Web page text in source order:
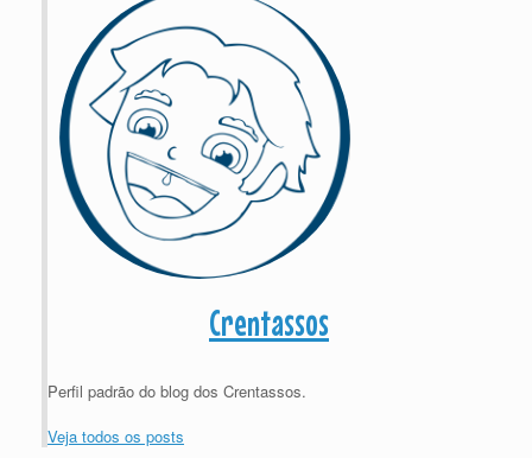
Crentassos
Perfil padrão do blog dos Crentassos.
Veja todos os posts